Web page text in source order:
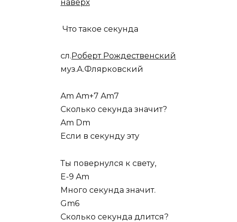
наверх
Что такое секунда
сл.Роберт Рождественский
муз.А.Флярковский
Am Am+7 Am7
Сколько секунда значит?
Am Dm
Если в секунду эту
Ты повернулся к свету,
E-9 Am
Много секунда значит.
Gm6
Сколько секунда длится?